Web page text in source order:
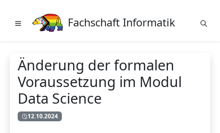
Fachschaft Informatik
Änderung der formalen
Voraussetzung im Modul
Data Science
12.10.2024